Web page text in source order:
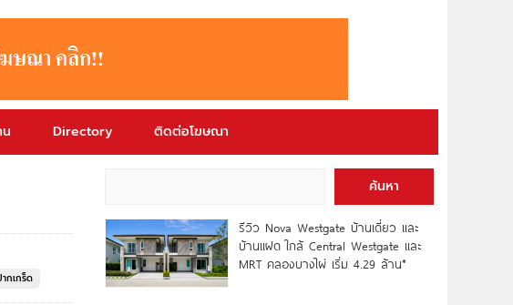
Directory ติดต่อโฆษณา
กเกร็ด
ค้นหา
รีวิว Nova Westgate บ้านเดี่ยว และ
บ้านแฝด ใกล้ Central Westgate และ
MRT คลองบางไผ่ เริ่ม 4.29 ล้าน*